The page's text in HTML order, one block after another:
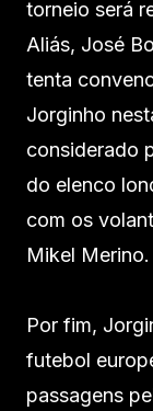
torneio será
Aliás, José
tenta
Jorginho
considerado
do elenco
com os
Mikel Merino.
Por fim,
futebol
passagens